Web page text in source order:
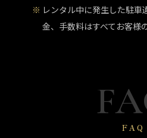
レンタル中に発生した駐車
金、手数料はすべてお客様
FAQ